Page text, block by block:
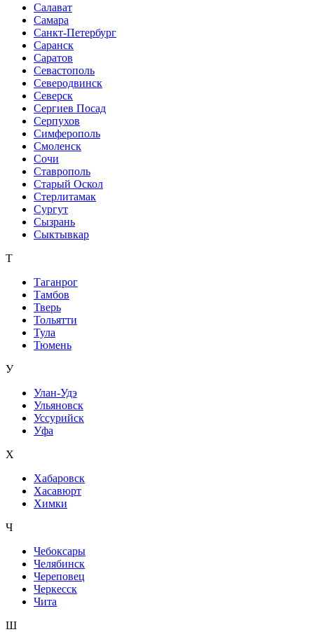
Салават
Самара
Санкт-Петербург
Саранск
Саратов
Севастополь
Северодвинск
Северск
Сергиев Посад
Серпухов
Симферополь
Смоленск
Сочи
Ставрополь
Старый Оскол
Стерлитамак
Сургут
Сызрань
Сыктывкар
Т
Таганрог
Тамбов
Тверь
Тольятти
Тула
Тюмень
У
Улан-Удэ
Ульяновск
Уссурийск
Уфа
Х
Хабаровск
Хасавюрт
Химки
Ч
Чебоксары
Челябинск
Череповец
Черкесск
Чита
Ш